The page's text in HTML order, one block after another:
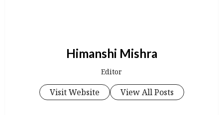
Himanshi Mishra
Editor
Visit Website View All Posts